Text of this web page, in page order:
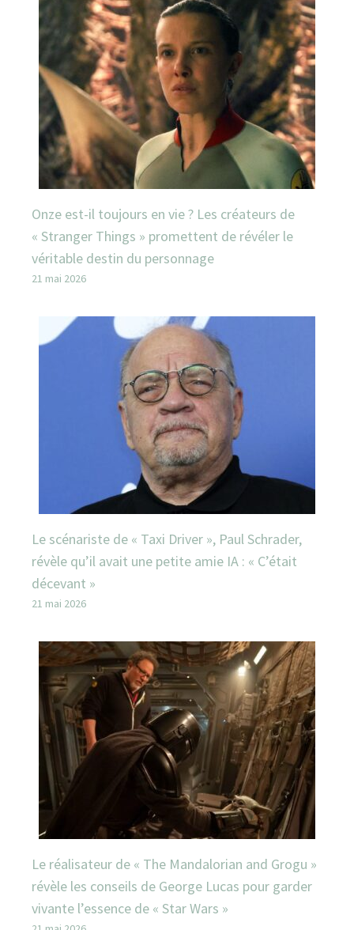
Onze est-il toujours en vie ? Les créateurs de
« Stranger Things » promettent de révéler le
véritable destin du personnage
21 mai 2026
Le scénariste de « Taxi Driver », Paul Schrader,
révèle qu’il avait une petite amie IA : « C’était
décevant »
21 mai 2026
Le réalisateur de « The Mandalorian and Grogu »
révèle les conseils de George Lucas pour garder
vivante l’essence de « Star Wars »